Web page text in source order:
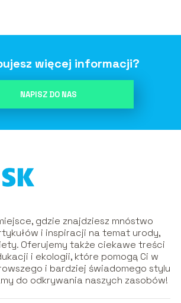
więcej informacji?
NAPISZ DO NAS
gdzie znajdziesz mnóstwo
i inspiracji na temat urody,
Oferujemy także ciekawe treści
i ekologii, które pomogą Ci w
i bardziej świadomego stylu
do odkrywania naszych zasobów!